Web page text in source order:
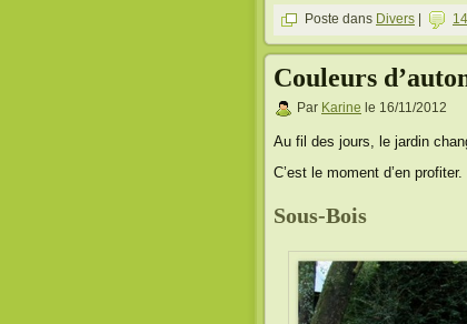
Poste dans Divers
Couleurs
Par Karine le 16/11/2012
Au fil des jours, le jardin
C’est le moment d’en profiter.
Sous-Bois